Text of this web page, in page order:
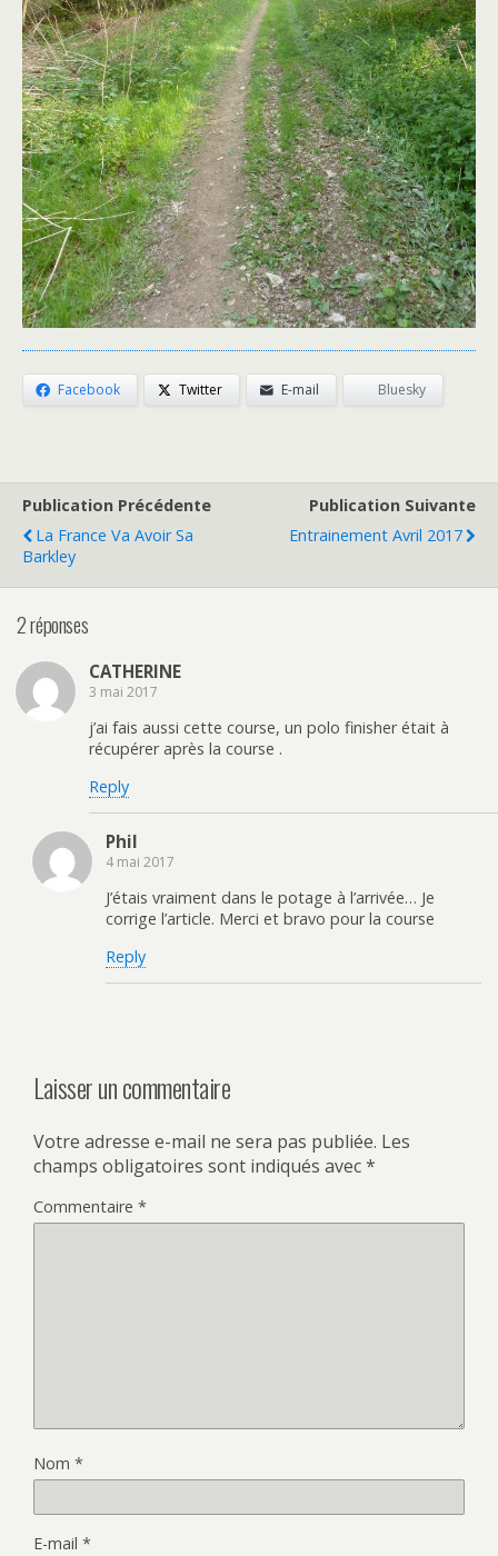
Facebook Twitter E-mail Bluesky
Publication Précédente
La France Va Avoir Sa
Barkley
Publication Suivante
Entrainement Avril 2017
2 réponses
CATHERINE
3 mai 2017
j’ai fais aussi cette course, un polo finisher était à
récupérer après la course .
Reply
Phil
4 mai 2017
J’étais vraiment dans le potage à l’arrivée… Je
corrige l’article. Merci et bravo pour la course
Reply
Laisser un commentaire
Votre adresse e-mail ne sera pas publiée. Les
champs obligatoires sont indiqués avec*
Commentaire *
Nom *
E-mail *